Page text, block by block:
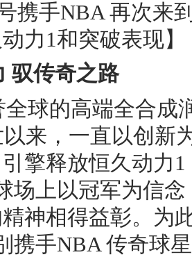
号携手NBA 再次来
力1和突破表现】
驭传奇之路
球的高端全合成
以来，一直以创新
擎释放恒久动力
场上以冠军为信
神相得益彰。为
携手NBA 传奇球